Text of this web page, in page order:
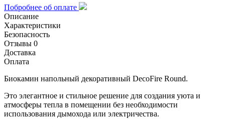
Побробнее об оплате
Описание
Характеристики
Безопасность
Отзывы 0
Доставка
Оплата
Биокамин напольный декоративный DecoFire Round.
Это элегантное и стильное решение для создания уюта и
атмосферы тепла в помещении без необходимости
использования дымохода или электричества.